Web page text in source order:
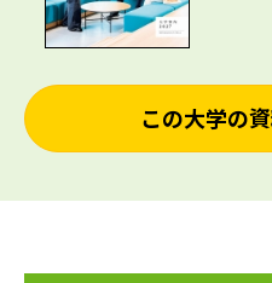
この大学の